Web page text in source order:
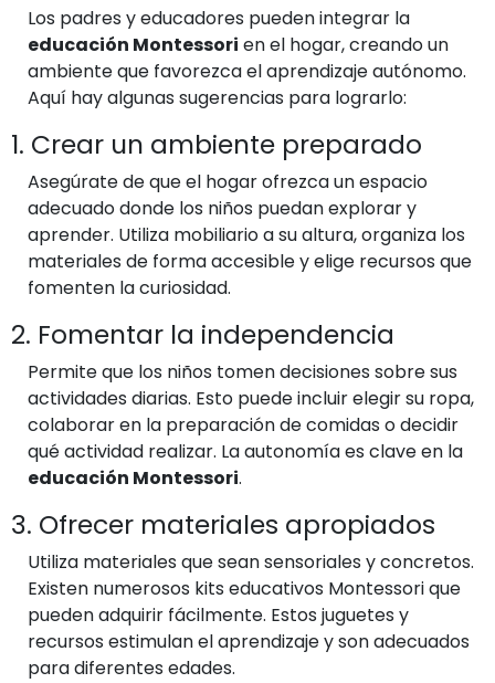
Los padres y educadores pueden integrar la
educación Montessori en el hogar, creando un
ambiente que favorezca el aprendizaje autónomo.
Aquí hay algunas sugerencias para lograrlo:
1. Crear un ambiente preparado
Asegúrate de que el hogar ofrezca un espacio
adecuado donde los niños puedan explorar y
aprender. Utiliza mobiliario a su altura, organiza los
materiales de forma accesible y elige recursos que
fomenten la curiosidad.
2. Fomentar la independencia
Permite que los niños tomen decisiones sobre sus
actividades diarias. Esto puede incluir elegir su ropa,
colaborar en la preparación de comidas o decidir
qué actividad realizar. La autonomía es clave en la
educación Montessori.
3. Ofrecer materiales apropiados
Utiliza materiales que sean sensoriales y concretos.
Existen numerosos kits educativos Montessori que
pueden adquirir fácilmente. Estos juguetes y
recursos estimulan el aprendizaje y son adecuados
para diferentes edades.